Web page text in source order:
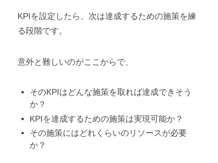
KPIを設定したら、次は達成するための施策を練
る段階です。
意外と難しいのがここからで、
そのKPIはどんな施策を取れば達成できそう
か？
KPIを達成するための施策は実現可能か？
その施策にはどれくらいのリソースが必要
か？